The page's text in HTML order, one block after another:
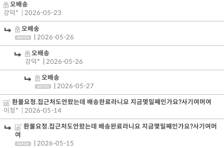
오배송
강덕*
| 2026-05-23
오배송
2026-05-26
오배송
강덕*
2026-05-26
오배송
2026-05-27
환불요청.집근처도안왔는데 배송완료라니요 지금몇일째인가요?사기여머여
이정*
| 2026-05-14
환불요청.집근처도안왔는데 배송완료라니요 지금몇일째인가요?사기여머
여
2026-05-15